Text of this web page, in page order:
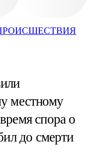
местному
спора о
до смерти